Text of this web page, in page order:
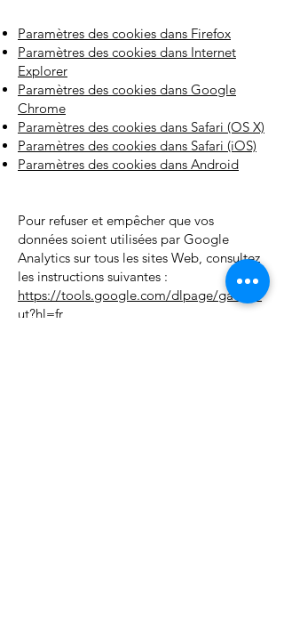
Paramètres des cookies dans Firefox
Paramètres des cookies dans Internet
Explorer
Paramètres des cookies dans Google
Chrome
Paramètres des cookies dans Safari (OS X)
Paramètres des cookies dans Safari (iOS)
Paramètres des cookies dans Android
Pour refuser et empêcher que vos
données soient utilisées par Google
Analytics sur tous les sites Web, consultez
les instructions suivantes :
https://tools.google.com/dlpage/gaopto
ut?hl=fr